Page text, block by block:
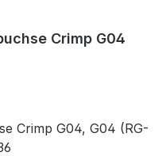
Crimp G04
G04, G04 (RG-